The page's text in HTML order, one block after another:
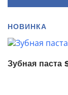
НОВИНКА
Зубная паста